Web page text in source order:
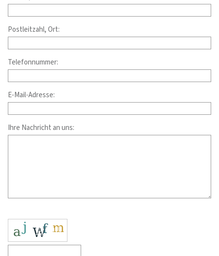
Postleitzahl, Ort:
Telefonnummer:
E-Mail-Adresse:
Ihre Nachricht an uns: